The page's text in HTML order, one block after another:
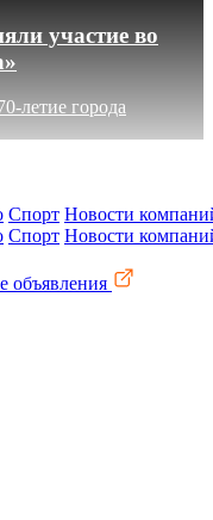
участие во
летие города
Спорт Новости
Спорт Новости
объявления